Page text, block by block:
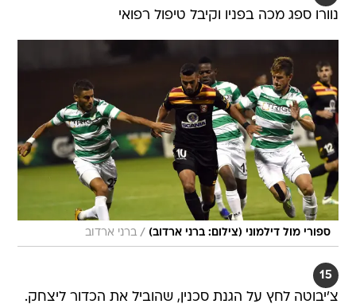
נוורו ספג מכה בפניו וקיבל טיפול רפואי
ספורי מול דילמוני (צילום: ברני ארדוב) / ברני ארדוב
15
צ'יבוטה לחץ על הגנת סכנין, שהוביל את הכדור ליצחק.